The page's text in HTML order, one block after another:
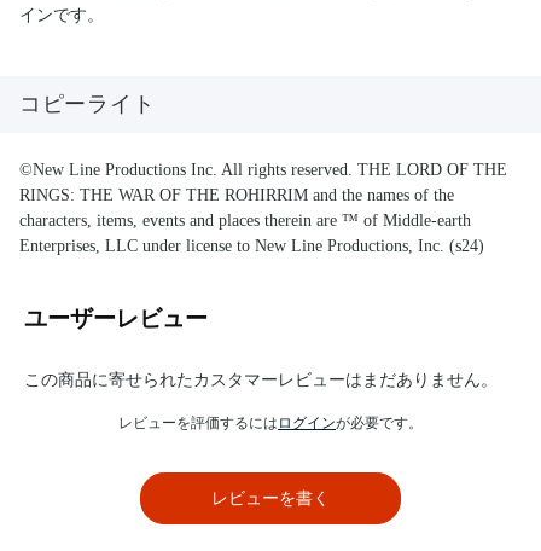
インです。
コピーライト
©New Line Productions Inc. All rights reserved. THE LORD OF THE
RINGS: THE WAR OF THE ROHIRRIM and the names of the
characters, items, events and places therein are ™ of Middle-earth
Enterprises, LLC under license to New Line Productions, Inc. (s24)
ユーザーレビュー
この商品に寄せられたカスタマーレビューはまだありません。
レビューを評価するには ログインが必要です。
レビューを書く